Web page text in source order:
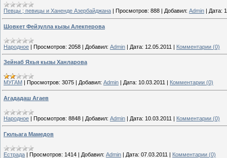
Певцы ; певицы и Ханенде Азербайджана | Просмотров: 888 | Добавил: Admin | Дата:
Шовкет Фейзулла кызы Алекперова
Народное | Просмотров: 2058 | Добавил: Admin | Дата: 12.05.2011 | Комментарии (0)
Зейнаб Яхья кызы Ханларова
МУГАМ Просмотров: 3075 Добавил: Admin Дата: 10.03.2011 Комментарии (0)
Агададаш Агаев
Народное | Просмотров: 8848 | Добавил: Admin | Дата: 10.03.2011 | Комментарии (0)
Гюльага Мамедов
Естрада | Просмотров: 1414 | Добавил: Admin | Дата: 07.03.2011 | Комментарии (0)